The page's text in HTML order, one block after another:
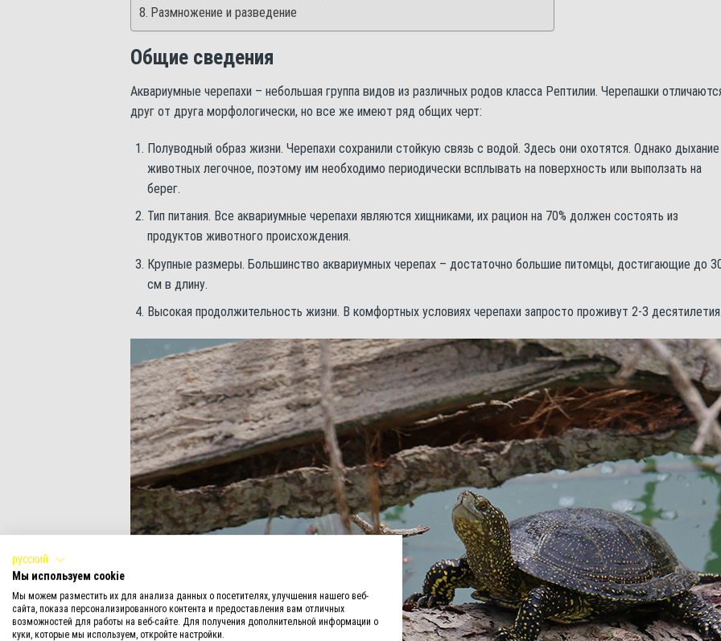
Размножение и разведение
Общие сведения
Аквариумные черепахи – небольшая группа видов из различных родов класса Рептилии. Черепашки
друг от друга морфологически, но все же имеют ряд общих черт:
Полуводный образ жизни. Черепахи сохранили стойкую связь с водой. Здесь они охотятся. Однако
животных легочное, поэтому им необходимо периодически всплывать на поверхность или выползать на
берег.
Тип питания. Все аквариумные черепахи являются хищниками, их рацион на 70% должен состоять из
продуктов животного происхождения.
Крупные размеры. Большинство аквариумных черепах – достаточно большие питомцы, достигающие до
см в длину.
Высокая продолжительность жизни. В комфортных условиях черепахи запросто проживут 2-3
русский
Мы используем cookie
Мы можем разместить их для анализа данных о посетителях, улучшения нашего веб-
сайта, показа персонализированного контента и предоставления вам отличных
возможностей для работы на веб-сайте. Для получения дополнительной информации о
куки, которые мы используем, откройте настройки.